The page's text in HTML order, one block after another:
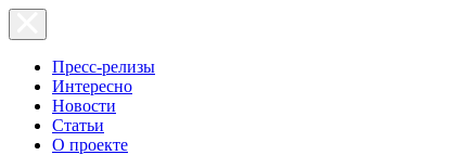
Пресс-релизы
Интересно
Новости
Статьи
О проекте